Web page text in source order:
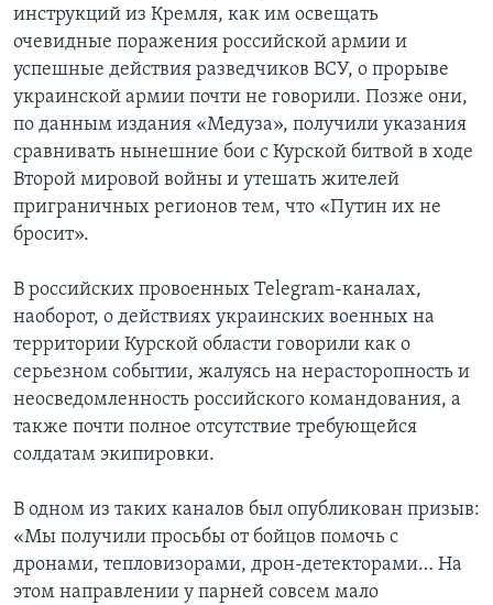
инструкций из Кремля, как им освещать
очевидные поражения российской армии и
успешные действия разведчиков ВСУ, о прорыве
украинской армии почти не говорили. Позже они,
по данным издания «Медуза», получили указания
сравнивать нынешние бои с Курской битвой в ходе
Второй мировой войны и утешать жителей
приграничных регионов тем, что «Путин их не
бросит».
В российских провоенных Telegram-каналах,
наоборот, о действиях украинских военных на
территории Курской области говорили как о
серьезном событии, жалуясь на нерасторопность и
неосведомленность российского командования, а
также почти полное отсутствие требующейся
солдатам экипировки.
В одном из таких каналов был опубликован призыв:
«Мы получили просьбы от бойцов помочь с
дронами, тепловизорами, дрон-детекторами… На
этом направлении у парней совсем мало